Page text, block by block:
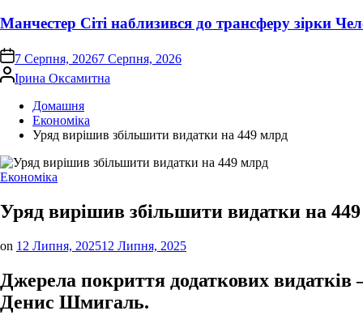
Манчестер Сіті наблизився до трансферу зірки
on 7 Серпня, 20267 Серпня, 2026
Опубліковано
Ірина Оксамитна
Домашня
Економіка
Уряд вирішив збільшити видатки на 449 млрд
Опублікувати
Економіка
Уряд вирішив збільшити видатки на
on 12 Липня, 202512 Липня, 2025
Джерела покриття додаткових видатків
Денис Шмигаль.